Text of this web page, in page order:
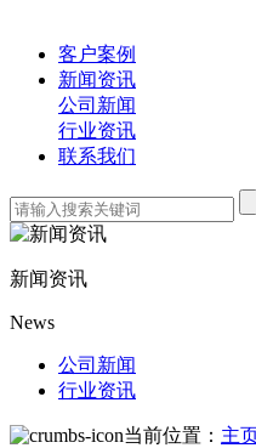
客户案例
新闻资讯
公司新闻
行业资讯
联系我们
新闻资讯
News
公司新闻
行业资讯
当前位置： 主